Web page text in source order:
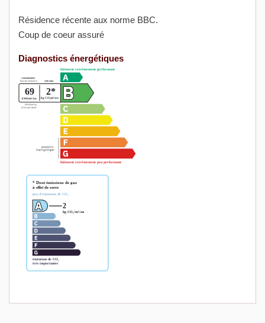
Résidence récente aux norme BBC.
Coup de coeur assuré
Diagnostics énergétiques